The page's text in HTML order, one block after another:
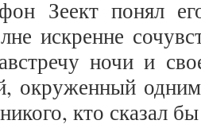
Зеект понял
искренне
ночи и
окруженный
кто сказал